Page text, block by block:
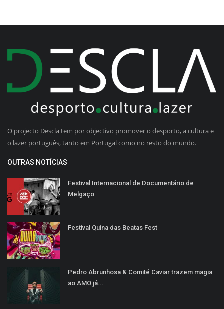
O projecto Descla tem por objectivo promover o desporto, a cultura e
o lazer português, tanto em Portugal como no resto do mundo.
OUTRAS NOTÍCIAS
Festival Internacional de Documentário de
Melgaço
Festival Quina das Beatas Fest
Pedro Abrunhosa & Comité Caviar trazem magia
ao AMO já...